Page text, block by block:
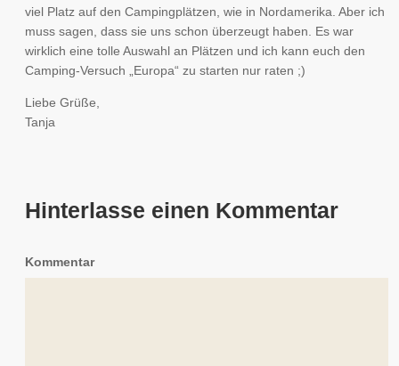
viel Platz auf den Campingplätzen, wie in Nordamerika. Aber ich
muss sagen, dass sie uns schon überzeugt haben. Es war
wirklich eine tolle Auswahl an Plätzen und ich kann euch den
Camping-Versuch „Europa“ zu starten nur raten ;)
Liebe Grüße,
Tanja
Hinterlasse einen Kommentar
Kommentar